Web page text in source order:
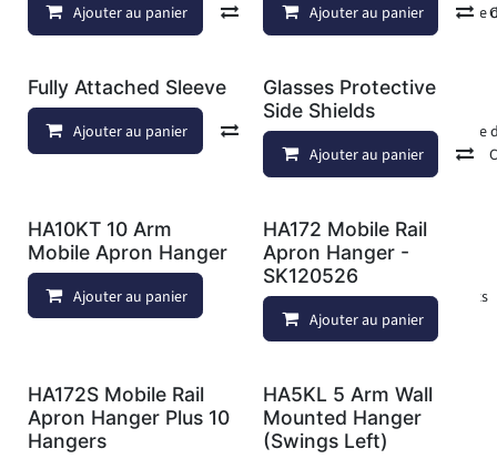
Ajouter au panier Comparer Ajouter à la liste
Ajouter au panier
Fully Attached Sleeve
Ajouter au panier Comparer Ajouter à la liste
Glasses Protective
Side Shields
Ajouter au panier
HA10KT 10 Arm
Mobile Apron Hanger
Ajouter au panier Ajouter à la liste de souhaits
HA172 Mobile Rail
Apron Hanger -
SK120526
Ajouter au panier
HA172S Mobile Rail
Apron Hanger Plus 10
Hangers
HA5KL 5 Arm Wall
Mounted Hanger
(Swings Left)